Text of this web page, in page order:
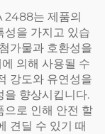
2488는 제품의
성을 가지고 있습
가물과 호환성을
의해 사용될 수
강도와 유연성을
을 향상시킵니다.
으로 인해 안전 할
견딜 수 있기 때